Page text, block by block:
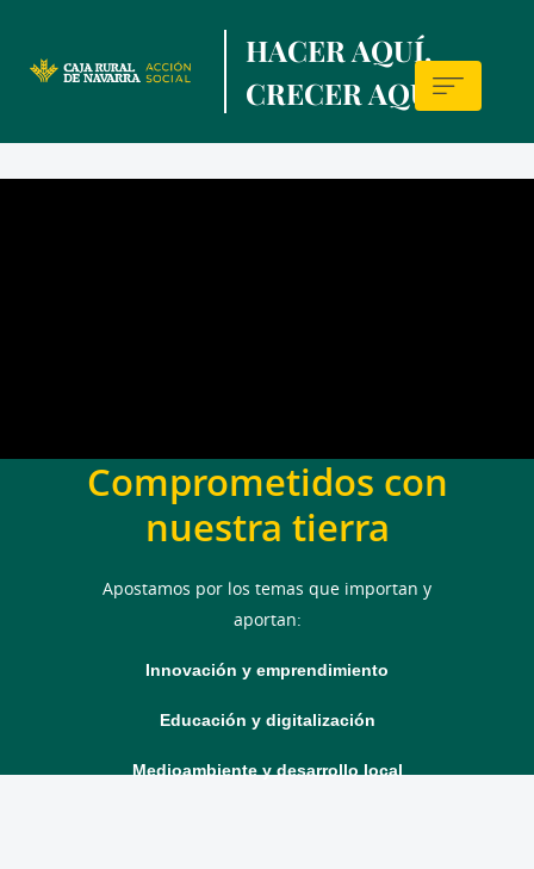
to
contentt
HACER AQUÍ,
CRECER AQUÍ.
Sala
Comprometidos con
nuestra tierra
Apostamos por los temas que importan y
aportan:
Innovación y emprendimiento
Educación y digitalización
Medioambiente y desarrollo local